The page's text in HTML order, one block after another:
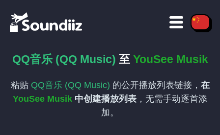
QQ音乐 (QQ Music) 至 YouSee Musik
粘贴 QQ音乐 (QQ Music) 的公开播放列表链接， 在
YouSee Musik 中创建播放列表 ，无需手动逐首添
加。